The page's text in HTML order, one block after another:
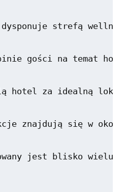
strefą
gości na temat
hotel za idealną
znajdują się w
jest blisko wielu